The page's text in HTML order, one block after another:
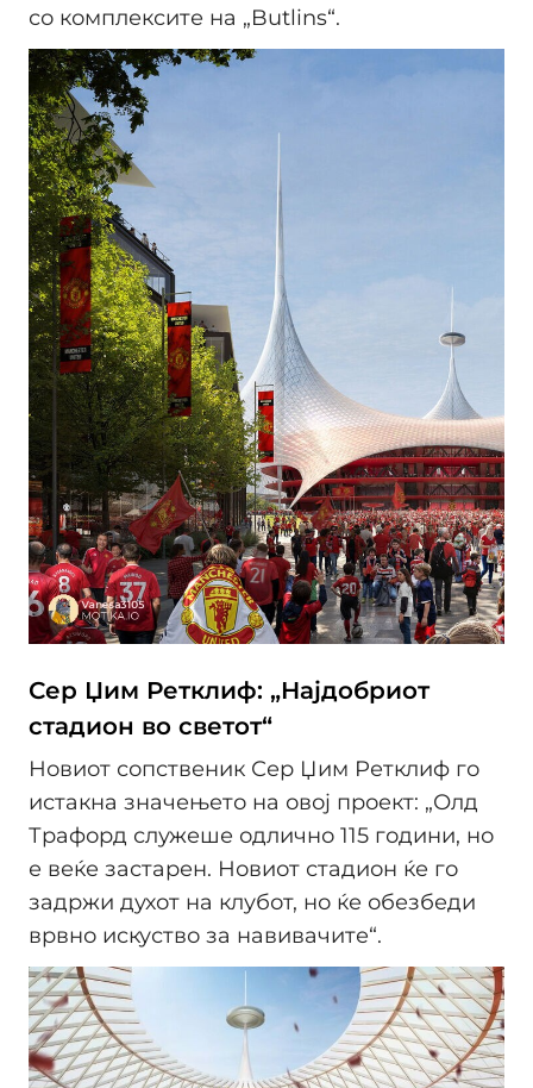
со комплексите на „Butlins“.
Сер Џим Ретклиф: „Најдобриот
стадион во светот“
Новиот сопственик Сер Џим Ретклиф го
истакна значењето на овој проект: „Олд
Трафорд служеше одлично 115 години, но
е веќе застарен. Новиот стадион ќе го
задржи духот на клубот, но ќе обезбеди
врвно искуство за навивачите“.